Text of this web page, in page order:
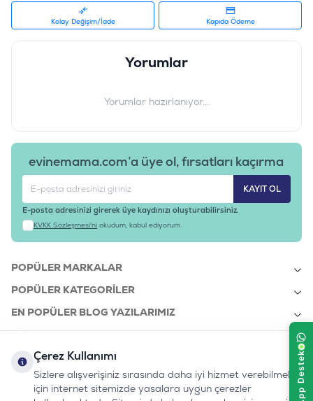
Ham protein %32, yağ içeriği %16, ham selüloz %3, ham
kül %8, nem (maks.) %10
8698995032278
Kolay Değişim/İade Kapıda Ödeme
Yorumlar
Yorumlar hazırlanıyor...
evinemama.com’a üye ol, fırsatları kaçırma
KAYIT OL
E-posta adresinizi girerek üye kaydınızı oluşturabilirsiniz.
KVKK Sözleşmesi'ni okudum, kabul ediyorum.
POPÜLER MARKALAR
POPÜLER KATEGORILER
EN POPÜLER BLOG YAZILARIMIZ
KURUMSAL
Çerez Kullanımı
Sizlere alışverişiniz sırasında daha iyi hizmet verebilmek
için internet sitemizde yasalara uygun çerezler